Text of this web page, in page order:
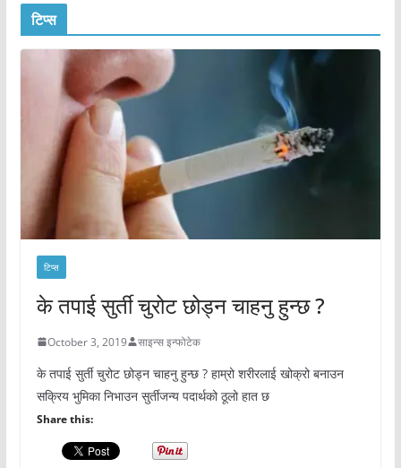
टिप्स
टिप्स
के तपाई सुर्ती चुरोट छोड्न चाहनु हुन्छ ?
October 3, 2019 साइन्स इन्फोटेक
के तपाई सुर्ती चुरोट छोड्न चाहनु हुन्छ ? हाम्रो शरीरलाई खोक्रो बनाउन
सक्रिय भुमिका निभाउन सुर्तीजन्य पदार्थको ठूलो हात छ
Share this: